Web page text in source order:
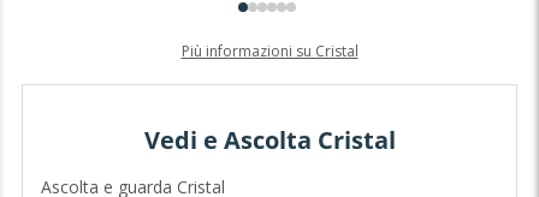
Più informazioni su Cristal
Vedi e Ascolta Cristal
Ascolta e guarda Cristal